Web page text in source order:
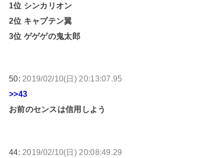
1位 シンカリオン
2位 キャプテン翼
3位 ゲゲゲの鬼太郎
50: 2019/02/10(日) 20:13:07.95
>>43
お前のセンスは信用しよう
44: 2019/02/10(日) 20:08:49.29